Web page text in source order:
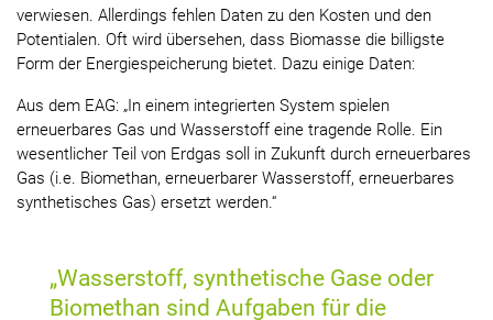
verwiesen. Allerdings fehlen Daten zu den Kosten und den
Potentialen. Oft wird übersehen, dass Biomasse die billigste
Form der Energiespeicherung bietet. Dazu einige Daten:
Aus dem EAG: „In einem integrierten System spielen
erneuerbares Gas und Wasserstoff eine tragende Rolle. Ein
wesentlicher Teil von Erdgas soll in Zukunft durch erneuerbares
Gas (i.e. Biomethan, erneuerbarer Wasserstoff, erneuerbares
synthetisches Gas) ersetzt werden.“
„Wasserstoff, synthetische Gase oder
Biomethan sind Aufgaben für die